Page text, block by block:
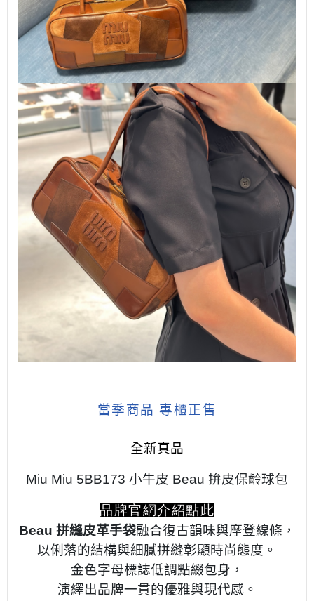
當季商品 專櫃正售
全新真品
Miu Miu 5BB173 小牛皮 Beau 拚皮保齡球包
品牌官網介紹點此
Beau 拼縫皮革手袋融合復古韻味與摩登線條，
以俐落的結構與細膩拼縫彰顯時尚態度。
金色字母標誌低調點綴包身，
演繹出品牌一貫的優雅與現代感。